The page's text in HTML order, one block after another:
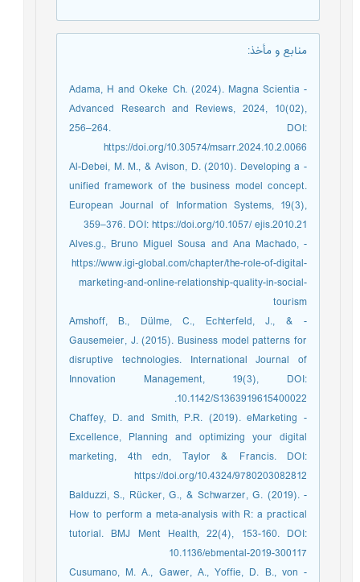
منابع و مأخذ:
- Adama, H and Okeke Ch. (2024). Magna Scientia
Advanced Research and Reviews, 2024, 10(02),
256–264. DOI:
https://doi.org/10.30574/msarr.2024.10.2.0066
- Al-Debei, M. M., & Avison, D. (2010). Developing a
unified framework of the business model concept.
European Journal of Information Systems, 19(3),
359–376. DOI: https://doi.org/10.1057/ ejis.2010.21
- Alves.g., Bruno Miguel Sousa and Ana Machado,
https://www.igi-global.com/chapter/the-role-of-digital-
marketing-and-online-relationship-quality-in-social-
tourism
- Amshoff, B., Dülme, C., Echterfeld, J., &
Gausemeier, J. (2015). Business model patterns for
disruptive technologies. International Journal of
Innovation Management, 19(3), DOI:
10.1142/S1363919615400022.
- Chaffey, D. and Smith, P.R. (2019). eMarketing
Excellence, Planning and optimizing your digital
marketing, 4th edn, Taylor & Francis. DOI:
https://doi.org/10.4324/9780203082812
- Balduzzi, S., Rücker, G., & Schwarzer, G. (2019).
How to perform a meta-analysis with R: a practical
tutorial. BMJ Ment Health, 22(4), 153-160. DOI:
10.1136/ebmental-2019-300117
- Cusumano, M. A., Gawer, A., Yoffie, D. B., von